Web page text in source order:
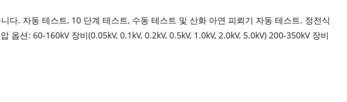
. 자동 테스트, 10 단계 테스트, 수동 테스트 및 산화 아연 피뢰기 자동 테스트. 정전식
션: 60-160kV 장비(0.05kV, 0.1kV, 0.2kV, 0.5kV, 1.0kV, 2.0kV, 5.0kV) 200-350kV 장비